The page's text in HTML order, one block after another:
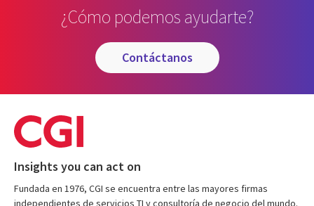
¿Cómo podemos ayudarte?
contáctanos
Insights you can act on
Fundada en 1976, CGI se encuentra entre las mayores firmas
independientes de servicios TI y consultoría de negocio del mundo.